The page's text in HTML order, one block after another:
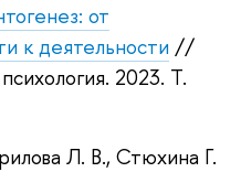
от
к деятельности //
2023. Т.
Л. В., Стюхина Г.